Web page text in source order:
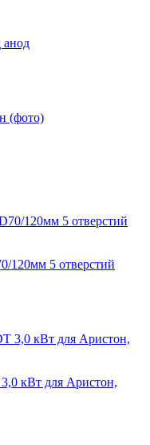
120мм 5 отверстий
кВт для Аристон,